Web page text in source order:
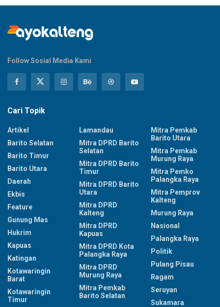
Follow Sosial Media Kami
Cari Topik
Artikel
Barito Selatan
Barito Timur
Barito Utara
Daerah
Ekbis
Feature
Gunung Mas
Hukrim
Kapuas
Katingan
Kotawaringin
Barat
Kotawaringin
Timur
Lamandau
Mitra DPRD Barito
Selatan
Mitra DPRD Barito
Timur
Mitra DPRD Barito
Utara
Mitra DPRD
Kalteng
Mitra DPRD
Kapuas
Mitra DPRD Kota
Palangka Raya
Mitra DPRD
Murung Raya
Mitra Pemkab
Barito Selatan
Mitra Pemkab
Barito Utara
Mitra Pemkab
Murung Raya
Mitra Pemko
Palangka Raya
Mitra Pemprov
Kalteng
Murung Raya
Nasional
Palangka Raya
Politik
Pulang Pisau
Ragam
Seruyan
Sukamara